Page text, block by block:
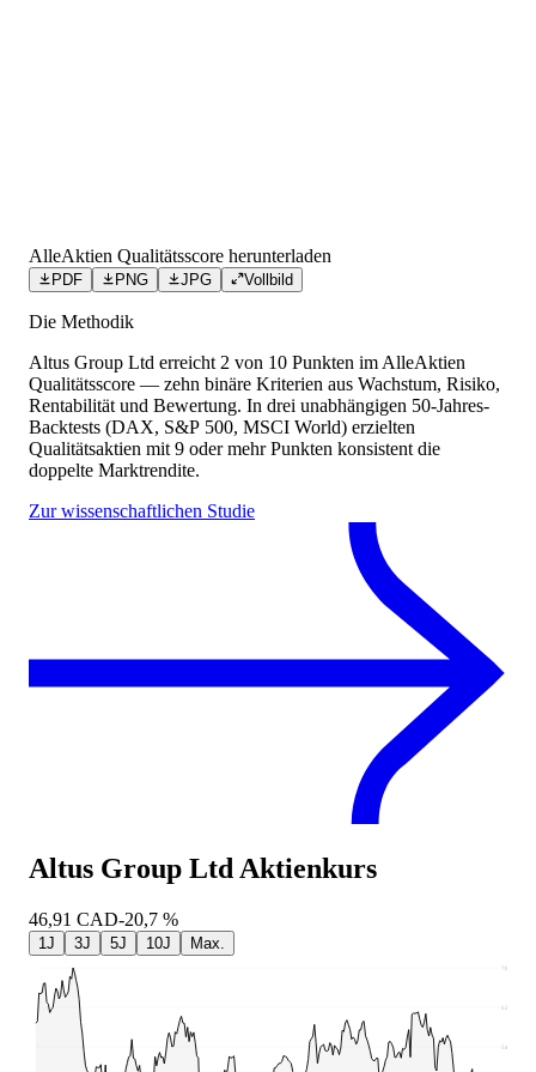
AlleAktien Qualitätsscore herunterladen
PDF PNG JPG Vollbild
Die Methodik
Altus Group Ltd erreicht 2 von 10 Punkten im AlleAktien
Qualitätsscore — zehn binäre Kriterien aus Wachstum, Risiko,
Rentabilität und Bewertung. In drei unabhängigen 50-Jahres-
Backtests (DAX, S&P 500, MSCI World) erzielten
Qualitätsaktien mit 9 oder mehr Punkten konsistent die
doppelte Marktrendite.
Zur wissenschaftlichen Studie
Altus Group Ltd Aktienkurs
46,91 CAD-20,7 %
1J 3J 5J 10J Max.
54,36
62,42
70,47